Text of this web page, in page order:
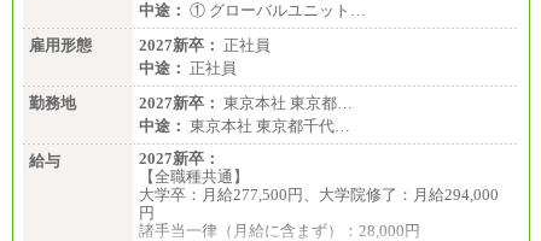
中途： ① グローバルユニット…
雇用形態
2027新卒： 正社員
中途： 正社員
勤務地
2027新卒： 東京本社 東京都…
中途： 東京本社 東京都千代…
給与
2027新卒：
【全職種共通】
大学卒：月給277,500円、大学院修了：月給294,000
円
諸手当一律（月給に含まず）：28,000円